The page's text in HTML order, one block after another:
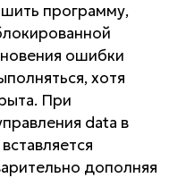
программу,
ошибки
хотя
При
data в
дополняя